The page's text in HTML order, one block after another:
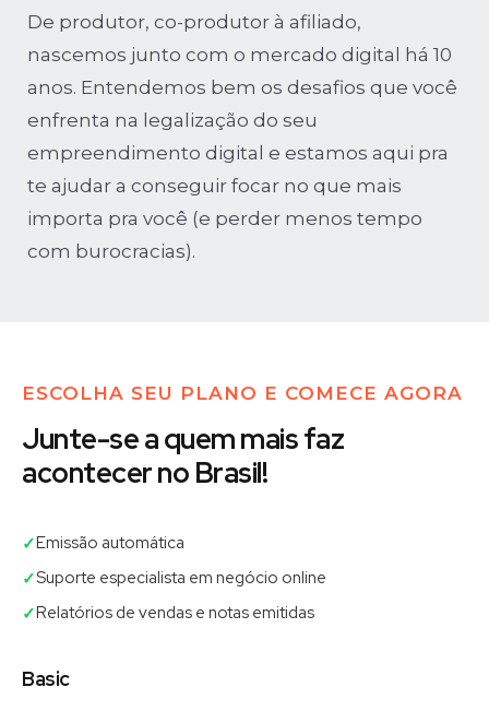
De produtor, co-produtor à afiliado,
nascemos junto com o mercado digital há 10
anos. Entendemos bem os desafios que você
enfrenta na legalização do seu
empreendimento digital e estamos aqui pra
te ajudar a conseguir focar no que mais
importa pra você (e perder menos tempo
com burocracias).
ESCOLHA SEU PLANO E COMECE AGORA
Junte-se a quem mais faz
acontecer no Brasil!
✓Emissão automática
✓Suporte especialista em negócio online
✓Relatórios de vendas e notas emitidas
Basic